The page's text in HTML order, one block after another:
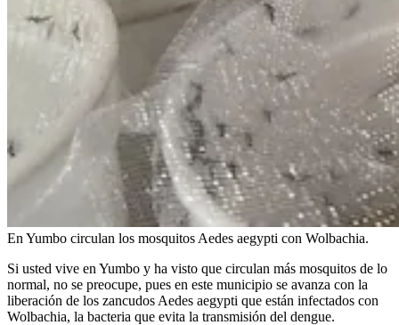
En Yumbo circulan los mosquitos Aedes aegypti con Wolbachia.
Si usted vive en Yumbo y ha visto que circulan más mosquitos de lo
normal, no se preocupe, pues en este municipio se avanza con la
liberación de los zancudos Aedes aegypti que están infectados con
Wolbachia, la bacteria que evita la transmisión del dengue.